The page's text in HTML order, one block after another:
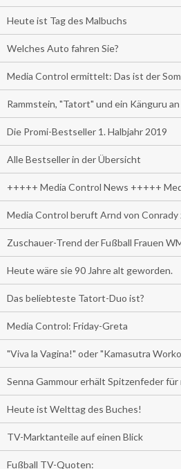
Heute ist Tag des Malbuchs
Welches Auto fahren Sie?
Media Control ermittelt: Das ist der
Rammstein, "Tatort" und ein Känguru
Die Promi-Bestseller 1. Halbjahr 2019
Alle Bestseller in der Übersicht
+++++ Media Control News +++++
Media Control beruft Arnd von Conrady
Zuschauer-Trend der Fußball Frauen
Heute wäre sie 90 Jahre alt geworden.
Das beliebteste Tatort-Duo ist?
Media Control: Friday-Greta
"Viva la Vagina!" oder "Kamasutra
Senna Gammour erhält Spitzenfeder
Heute ist Welttag des Buches!
TV-Marktanteile auf einen Blick
Fußball TV-Quoten: